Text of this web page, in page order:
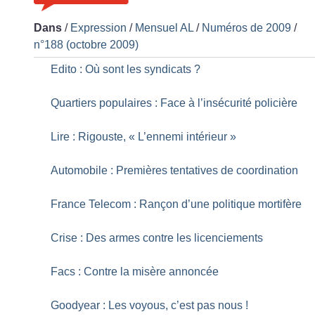
Dans / Expression / Mensuel AL / Numéros de 2009 /
n°188 (octobre 2009)
Edito : Où sont les syndicats ?
Quartiers populaires : Face à l’insécurité policière
Lire : Rigouste, « L’ennemi intérieur »
Automobile : Premières tentatives de coordination
France Telecom : Rançon d’une politique mortifère
Crise : Des armes contre les licenciements
Facs : Contre la misère annoncée
Goodyear : Les voyous, c’est pas nous !